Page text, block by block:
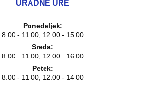
URADNE URE
Ponedeljek:
8.00 - 11.00, 12.00 - 15.00
Sreda:
8.00 - 11.00, 12.00 - 16.00
Petek:
8.00 - 11.00, 12.00 - 14.00